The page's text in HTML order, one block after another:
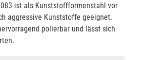
ist als Kunststoffformenstahl vor
aggressive Kunststoffe geeignet.
polierbar und lässt sich